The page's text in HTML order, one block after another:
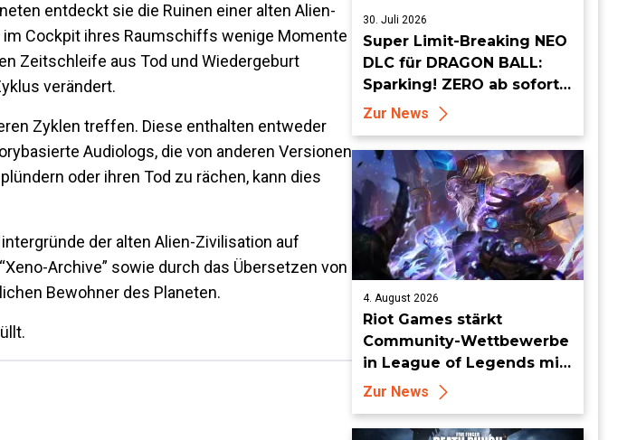
entdeckt sie die Ruinen einer alten Alien-
Cockpit ihres Raumschiffs wenige Momente
Zeitschleife aus Tod und Wiedergeburt
verändert.
Zyklen treffen. Diese enthalten entweder
Audiologs, die von anderen Versionen
oder ihren Tod zu rächen, kann dies
der alten Alien-Zivilisation auf
Archive” sowie durch das Übersetzen von
Bewohner des Planeten.
30. Juli 2026
Super Limit-Breaking NEO
DLC für DRAGON BALL:
Sparking! ZERO ab sofort
erhältlich
Zur News
4. August 2026
Riot Games stärkt
Community-Wettbewerbe
in League of Legends mit
neuen Organized-Play-
Zur News